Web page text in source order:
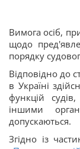
Вимога осіб,
щодо
порядку
Відповідно до
в Україні
функцій
іншими
допускаються.
Згідно із